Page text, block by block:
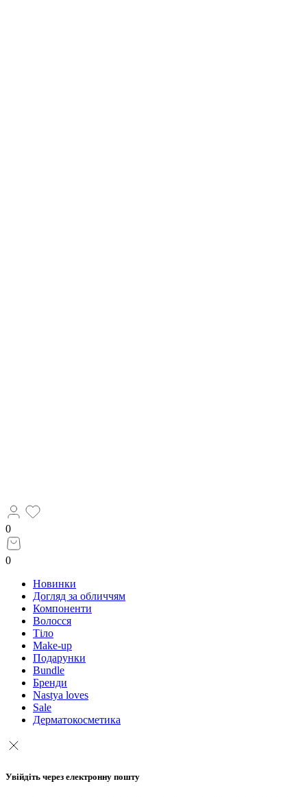
0
0
Новинки
Догляд за обличчям
Компоненти
Волосся
Тіло
Make-up
Подарунки
Bundle
Бренди
Nastya loves
Sale
Дерматокосметика
Увійдіть через електронну пошту